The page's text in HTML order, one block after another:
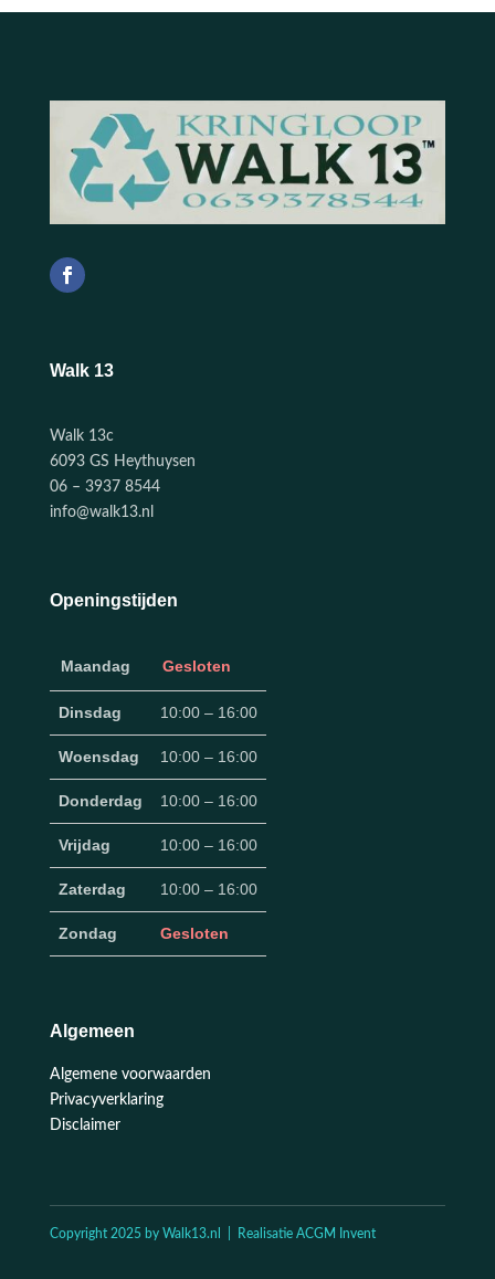
Walk 13
Walk 13c
6093 GS Heythuysen
06 – 3937 8544
info@walk13.nl
Openingstijden
Maandag Gesloten
Dinsdag 10:00 – 16:00
Woensdag 10:00 – 16:00
Donderdag 10:00 – 16:00
Vrijdag 10:00 – 16:00
Zaterdag 10:00 – 16:00
Zondag Gesloten
Algemeen
Algemene voorwaarden
Privacyverklaring
Disclaimer
Copyright 2025 by Walk13.nl | Realisatie ACGM Invent